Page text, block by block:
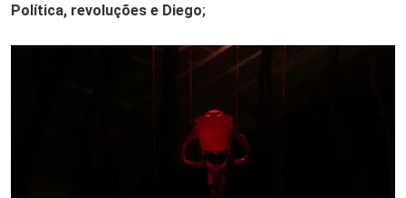
Política, revoluções e Diego;